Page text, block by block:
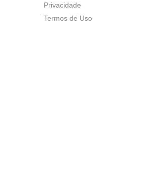
Privacidade
Termos de Uso